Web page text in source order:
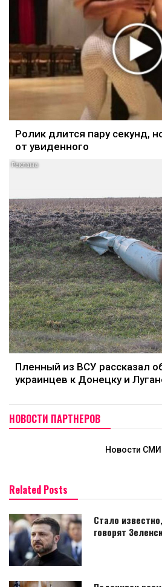
Ролик длится пару секунд,
от увиденного
Пленный из ВСУ рассказал
украинцев к Донецку и
НОВОСТИ ПАРТНЕРОВ
Новости
Related Posts
Стало
говорят